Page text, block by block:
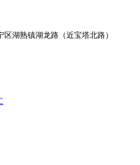
湖熟镇湖龙路（近宝塔北路）